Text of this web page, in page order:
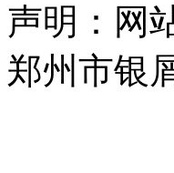
声明：网
郑州市银